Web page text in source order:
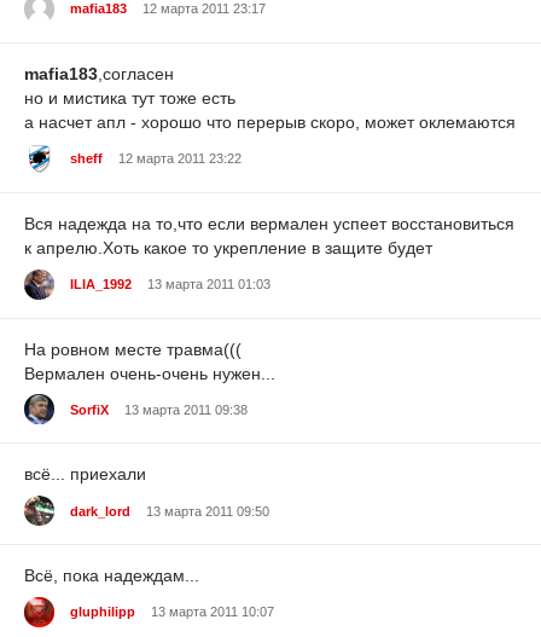
mafia183 12 марта 2011 23:17
mafia183 ,согласен
но и мистика тут тоже есть
а насчет апл - хорошо что перерыв скоро, может оклемаются
sheff 12 марта 2011 23:22
Вся надежда на то,что если вермален успеет восстановиться
к апрелю.Хоть какое то укрепление в защите будет
ILIA_1992 13 марта 2011 01:03
На ровном месте травма(((
Вермален очень-очень нужен...
SorfiX 13 марта 2011 09:38
всё... приехали
dark_lord 13 марта 2011 09:50
Всё, пока надеждам...
gluphilipp 13 марта 2011 10:07